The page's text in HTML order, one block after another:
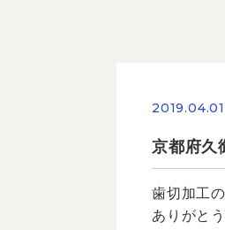
京都府久
歯切加工
ありがと